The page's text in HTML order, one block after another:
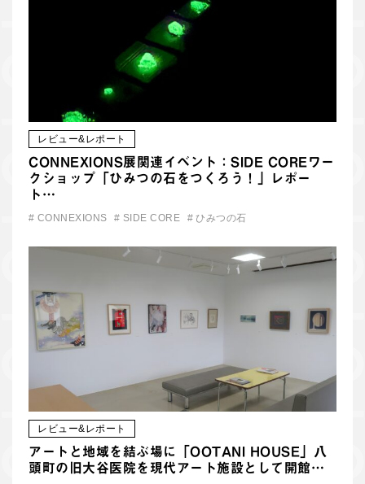
レビュー&レポート
CONNEXIONS展関連イベント：SIDE COREワー
クショップ「ひみつの石をつくろう！」レポー
ト…
# CONNEXIONS # SIDE CORE # ひみつの石
レビュー&レポート
アートと地域を結ぶ場に「OOTANI HOUSE」八
頭町の旧大谷医院を現代アート施設として開館…